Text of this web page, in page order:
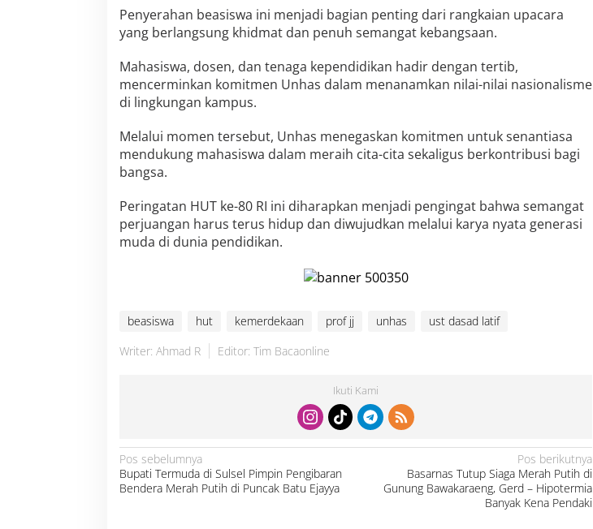
m
e
H
U
T
k
e
-
Penyerahan beasiswa ini menjadi bagian penting dari rangkaian upacara
yang berlangsung khidmat dan penuh semangat kebangsaan.
Mahasiswa, dosen, dan tenaga kependidikan hadir dengan tertib,
mencerminkan komitmen Unhas dalam menanamkan nilai-nilai nasionalisme
di lingkungan kampus.
Melalui momen tersebut, Unhas menegaskan komitmen untuk senantiasa
mendukung mahasiswa dalam meraih cita-cita sekaligus berkontribusi bagi
bangsa.
Peringatan HUT ke-80 RI ini diharapkan menjadi pengingat bahwa semangat
perjuangan harus terus hidup dan diwujudkan melalui karya nyata generasi
muda di dunia pendidikan.
beasiswa hut kemerdekaan prof jj unhas
ust dasad latif
Writer: Ahmad R
Editor: Tim Bacaonline
Ikuti Kami
N
a
v
i
g
Pos sebelumnya
Bupati Termuda di Sulsel Pimpin Pengibaran
Bendera Merah Putih di Puncak Batu Ejayya
Pos berikutnya
Basarnas Tutup Siaga Merah Putih di
Gunung Bawakaraeng, Gerd – Hipotermia
Banyak Kena Pendaki